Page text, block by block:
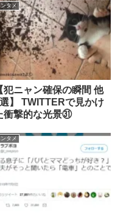
タメ
犯ニャン確保の瞬間 他
】 TWITTERで見かけ
衝撃的な光景㉛
タメ